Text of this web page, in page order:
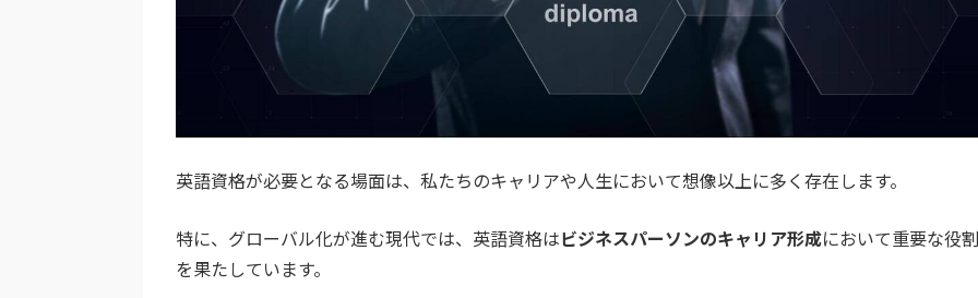
英語資格が必要となる場面は、私たちのキャリアや人生において想像以上に多く存在します。
特に、グローバル化が進む現代では、英語資格はビジネスパーソンのキャリア形成において重要な役割
を果たしています。